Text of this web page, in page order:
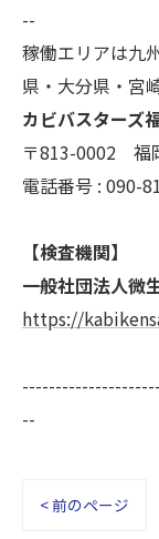
--
稼働エリアは九
県・大分県・宮
カビバスターズ
〒813-0002 福
電話番号 : 090-
【検査機関】
一般社団法人微
https://
--
< 前のページ